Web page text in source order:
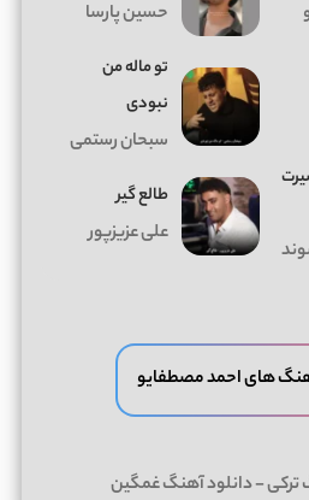
حسین پارسا
تو ماله من
نبودی
سبحان رستمی
طالع گیر
علی عزیزپور
های احمد مصطفایو
ترکی-دانلود آهنگ غمگین